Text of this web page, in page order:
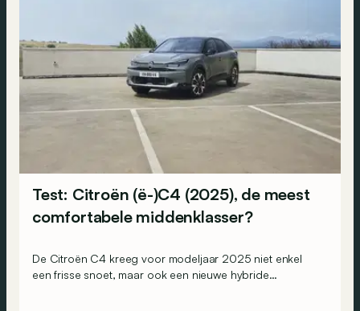
Test: Citroën (ë-)C4 (2025), de meest
comfortabele middenklasser?
De Citroën C4 kreeg voor modeljaar 2025 niet enkel
een frisse snoet, maar ook een nieuwe hybride